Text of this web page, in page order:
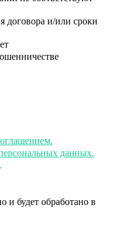
договора и/или сроки
данных.
и будет обработано в